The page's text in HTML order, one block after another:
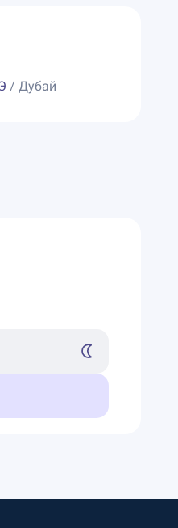
/ Дубай